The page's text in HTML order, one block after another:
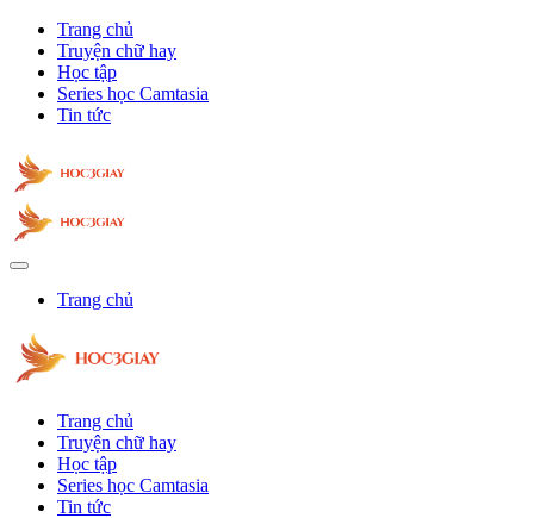
Trang chủ
Truyện chữ hay
Học tập
Series học Camtasia
Tin tức
Trang chủ
Trang chủ
Truyện chữ hay
Học tập
Series học Camtasia
Tin tức